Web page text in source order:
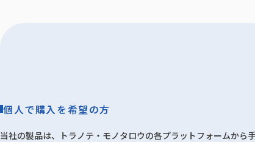
個人で購入を希望の方
当社の製品は、トラノテ・モノタロウの各プラットフォームか